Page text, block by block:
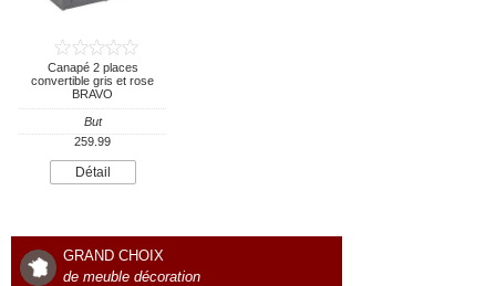
Canapé 2 places
convertible gris et rose
BRAVO
But
259.99
Détail
GRAND CHOIX
de meuble décoration